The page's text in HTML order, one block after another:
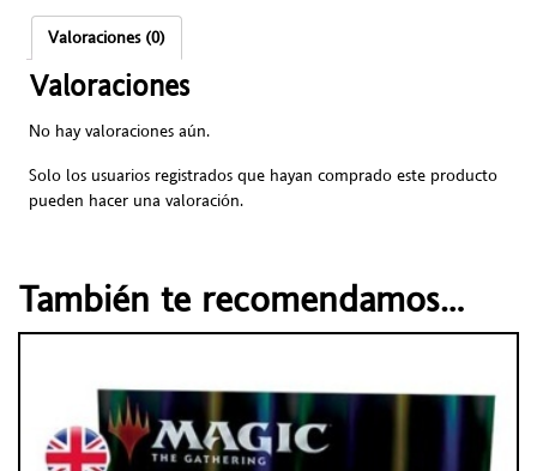
Valoraciones (0)
Valoraciones
No hay valoraciones aún.
Solo los usuarios registrados que hayan comprado este producto
pueden hacer una valoración.
También te recomendamos…